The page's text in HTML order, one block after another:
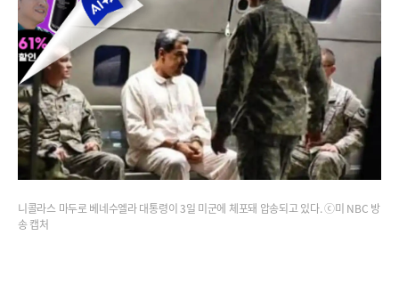
니콜라스 마두로 베네수엘라 대통령이 3일 미군에 체포돼 압송되고 있다. ⓒ미 NBC 방
송 캡처